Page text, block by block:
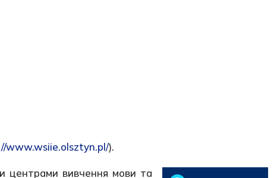
www.wsiie.olsztyn.pl/).
центрами вивчення мови та